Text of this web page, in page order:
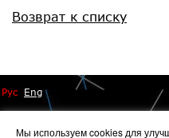
Возврат к списку
Рус Eng
Мы используем cookies для